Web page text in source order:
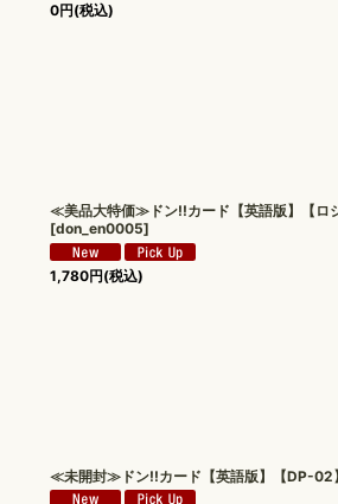
0円(税込)
≪美品大特価≫ドン!!カード【英語版】【ロシ
[don_en0005]
1,780円(税込)
≪未開封≫ドン!!カード【英語版】【DP-02】